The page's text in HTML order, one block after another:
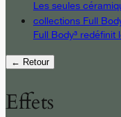
Les seules
collections Full
Full Body³
← Retour
Effets